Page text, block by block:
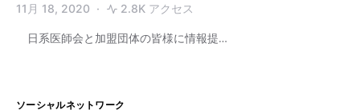
11月 18, 2020 2.8K アクセス
日系医師会と加盟団体の皆様に情報提…
ソーシャルネットワーク